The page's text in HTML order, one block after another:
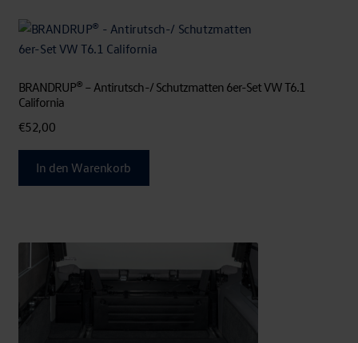
BRANDRUP® – Antirutsch-/ Schutzmatten 6er-Set VW T6.1
California
€52,00
In den Warenkorb